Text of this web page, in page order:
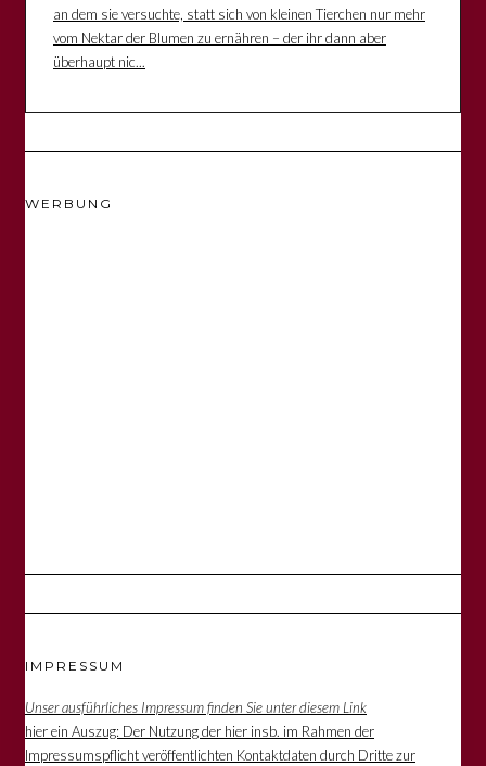
an dem sie versuchte, statt sich von kleinen Tierchen nur mehr
vom Nektar der Blumen zu ernähren – der ihr dann aber
überhaupt nic...
WERBUNG
IMPRESSUM
Unser ausführliches Impressum finden Sie unter diesem Link
hier ein Auszug: Der Nutzung der hier insb. im Rahmen der
Impressumspflicht veröffentlichten Kontaktdaten durch Dritte zur